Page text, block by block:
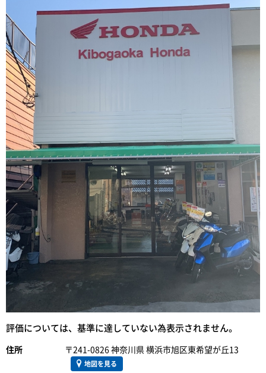
評価については、基準に達していない為表示されません。
住所 〒241-0826 神奈川県 横浜市旭区東希望が丘13
地図を見る